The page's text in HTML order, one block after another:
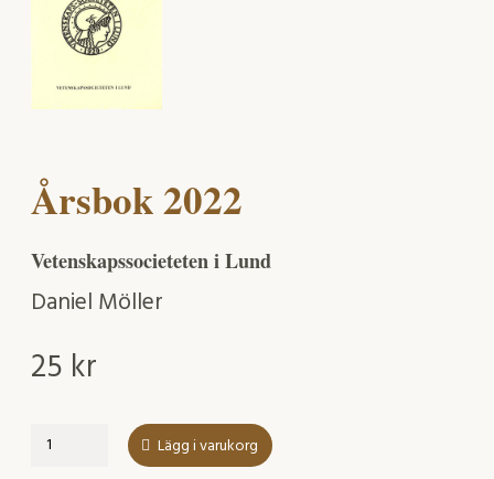
Årsbok 2022
Vetenskapssocieteten i Lund
Daniel Möller
25 kr
Årsbok
Lägg i varukorg